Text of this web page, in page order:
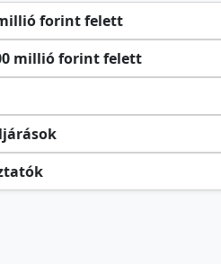
forint felett
millió forint felett